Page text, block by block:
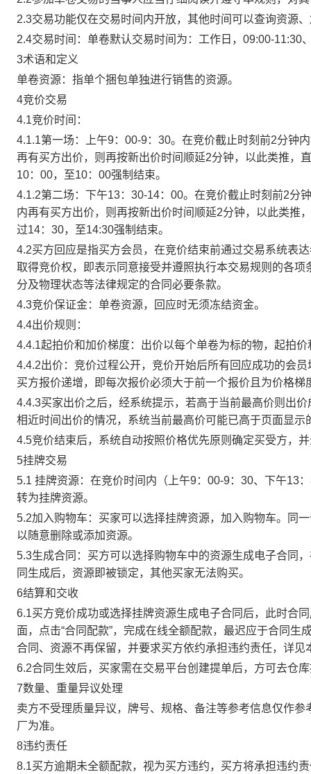
2.3交易功能仅在交易时间内开放，其他时间可以查询资源
2.4交易时间：单卷默认交易时间为：工作日，09:00-11:30
3术语和定义
单卷资源：指单个捆包单独进行销售的资源。
4竞价交易
4.1竞价时间：
4.1.1第一场：上午9：00-9：30。在竞价截止时刻前2分钟
再有买方出价，则再按新出价时间顺延2分钟，以此类推，
10：00，至10：00强制结束。
4.1.2第二场：下午13：30-14：00。在竞价截止时刻前2分
内再有买方出价，则再按新出价时间顺延2分钟，以此类推
过14：30，至14:30强制结束。
4.2买方回应是指买方会员，在竞价结束前通过交易系统表
取得竞价权，即表示同意接受并遵照执行本交易规则的各
分及物理状态等法律规定的合同必要条款。
4.3竞价保证金：单卷资源，回应时无须冻结资金。
4.4出价规则：
4.4.1起拍价和加价梯度：出价以每个单卷为标的物，起拍
4.4.2出价：竞价过程公开，竞价开始后所有回应成功的会
买方报价递增，即每次报价必须大于前一个报价且为价格
4.4.3买家出价之后，经系统提示，若高于当前最高价则出
相近时间出价的情况，系统当前最高价可能已高于页面显示
4.5竞价结束后，系统自动按照价格优先原则确定买受方，
5挂牌交易
5.1 挂牌资源：在竞价时间内（上午9：00-9：30、下午13
转为挂牌资源。
5.2加入购物车：买家可以选择挂牌资源，加入购物车。同
以随意删除或添加资源。
5.3生成合同：买方可以选择购物车中的资源生成电子合同
同生成后，资源即被锁定，其他买家无法购买。
6结算和交收
6.1买方竞价成功或选择挂牌资源生成电子合同后，此时合
面，点击“合同配款”，完成在线全额配款，最迟应于合同
合同、资源不再保留，并要求买方依约承担违约责任，详见
6.2合同生效后，买家需在交易平台创建提单后，方可去仓
7数量、重量异议处理
卖方不受理质量异议，牌号、规格、备注等参考信息仅作
厂为准。
8违约责任
8.1买方逾期未全额配款，视为买方违约，买方将承担违约